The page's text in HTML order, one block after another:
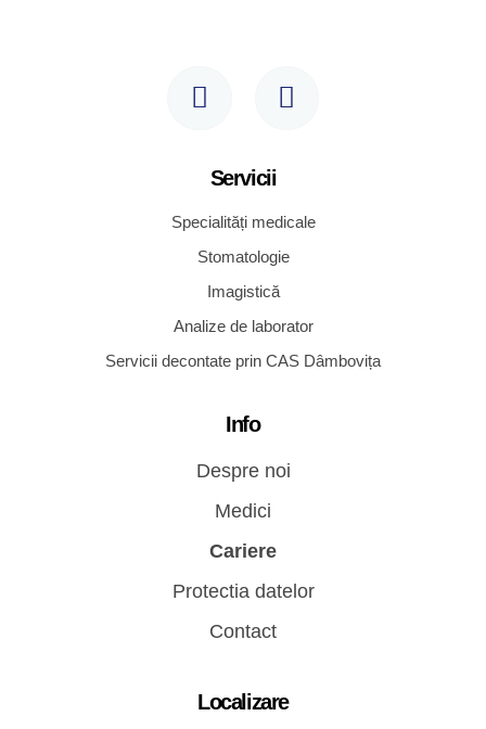
Servicii
Specialități medicale
Stomatologie
Imagistică
Analize de laborator
Servicii decontate prin CAS Dâmbovița
Info
Despre noi
Medici
Cariere
Protectia datelor
Contact
Localizare